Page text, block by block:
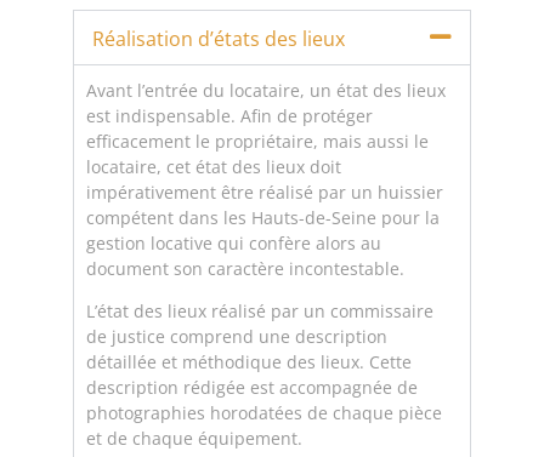
Réalisation d’états des lieux
Avant l’entrée du locataire, un état des lieux
est indispensable. Afin de protéger
efficacement le propriétaire, mais aussi le
locataire, cet état des lieux doit
impérativement être réalisé par un huissier
compétent dans les Hauts-de-Seine pour la
gestion locative qui confère alors au
document son caractère incontestable.
L’état des lieux réalisé par un commissaire
de justice comprend une description
détaillée et méthodique des lieux. Cette
description rédigée est accompagnée de
photographies horodatées de chaque pièce
et de chaque équipement.